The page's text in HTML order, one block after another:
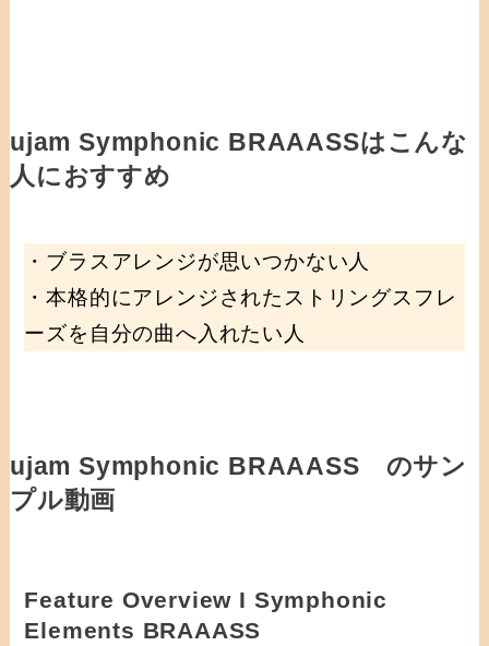
ujam Symphonic BRAAASSはこんな
人におすすめ
・ブラスアレンジが思いつかない人
・本格的にアレンジされたストリングスフレ
ーズを自分の曲へ入れたい人
ujam Symphonic BRAAASS のサン
プル動画
Feature Overview I Symphonic
Elements BRAAASS